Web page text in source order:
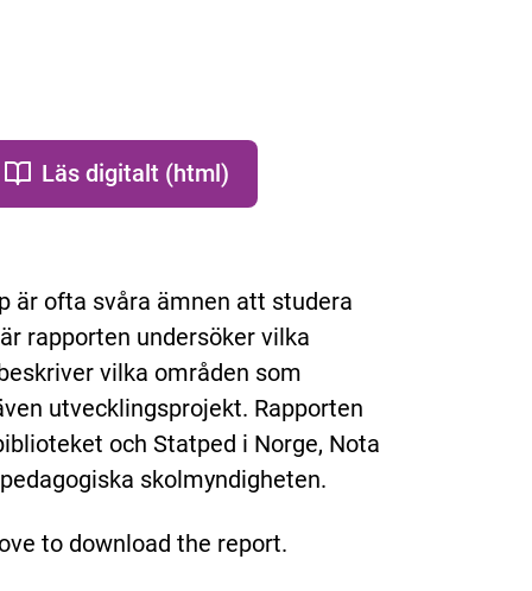
Läs digitalt (html)
är ofta svåra ämnen att studera
rapporten undersöker vilka
vilka områden som
utvecklingsprojekt. Rapporten
och Statped i Norge, Nota
skolmyndigheten.
to download the report.